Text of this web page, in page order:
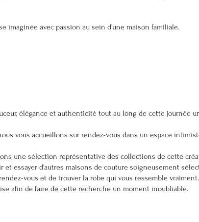
imaginée avec passion au sein d'une maison familiale.
élégance et authenticité tout au long de cette journée
vous accueillons sur rendez-vous dans un espace
une sélection représentative des collections de cette
essayer d'autres maisons de couture soigneusement
vous et de trouver la robe qui vous ressemble vraiment.
afin de faire de cette recherche un moment inoubliable.